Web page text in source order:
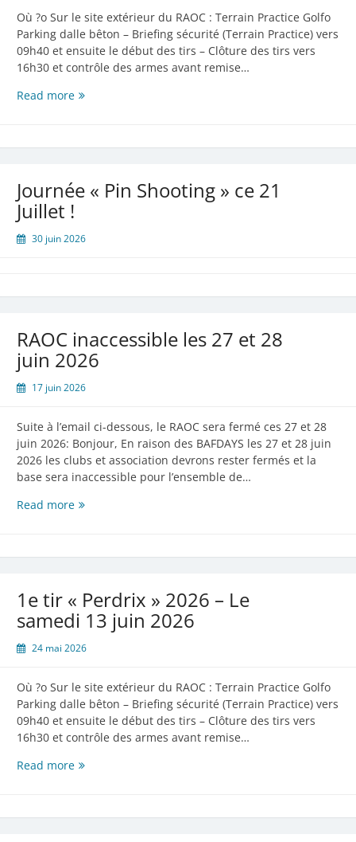
Où ?o Sur le site extérieur du RAOC : Terrain Practice Golfo
Parking dalle bêton – Briefing sécurité (Terrain Practice) vers
09h40 et ensuite le début des tirs – Clôture des tirs vers
16h30 et contrôle des armes avant remise…
Read more2e
Perdrix
–
25
Journée « Pin Shooting » ce 21
Juillet !
30 juin 2026
RAOC inaccessible les 27 et 28
juin 2026
17 juin 2026
Suite à l’email ci-dessous, le RAOC sera fermé ces 27 et 28
juin 2026: Bonjour, En raison des BAFDAYS les 27 et 28 juin
2026 les clubs et association devrons rester fermés et la
base sera inaccessible pour l’ensemble de…
Read moreRAOC
27
juin
2026
1e tir « Perdrix » 2026 – Le
samedi 13 juin 2026
24 mai 2026
Où ?o Sur le site extérieur du RAOC : Terrain Practice Golfo
Parking dalle bêton – Briefing sécurité (Terrain Practice) vers
09h40 et ensuite le début des tirs – Clôture des tirs vers
16h30 et contrôle des armes avant remise…
Read more1e
Perdrix